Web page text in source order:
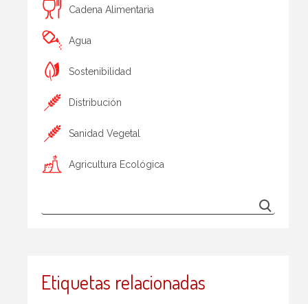
Cadena Alimentaria
Agua
Sostenibilidad
Distribución
Sanidad Vegetal
Agricultura Ecológica
Etiquetas relacionadas